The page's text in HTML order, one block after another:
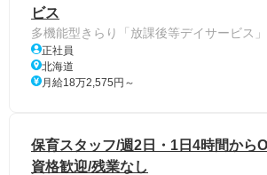
ビス
多機能型きらり「放課後等デイサービス」
正社員
北海道
月給18万2,575円～
保育スタッフ/週2日・1日4時間から
資格歓迎/残業なし